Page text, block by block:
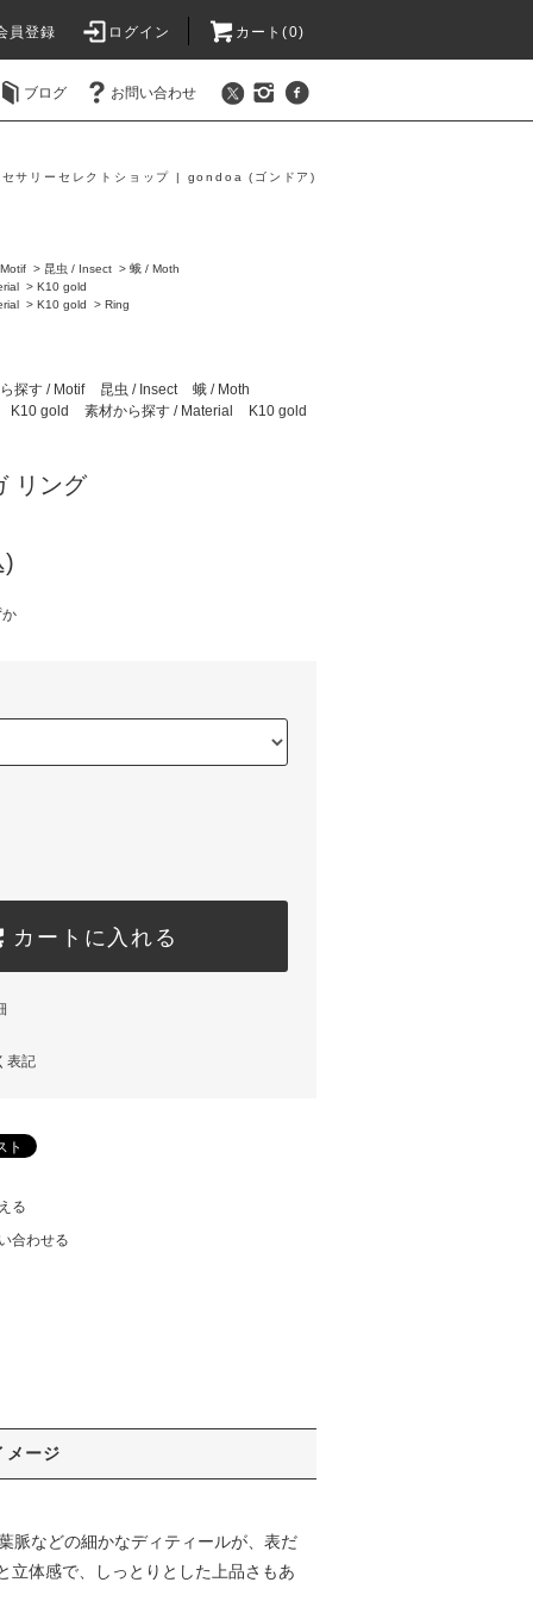
員登録 ログイン カート(0)
ブログ お問い合わせ
セサリーセレクトショップ | gondoa (ゴンドア)
> 昆虫 / Insect > 蛾 / Moth
> K10 gold
> K10 gold > Ring
探す / Motif 昆虫 / Insect
蛾 / Moth
K10 gold
素材から探す / Material K10 gold
リング
)
カートに入れる
表記
る
合わせる
メージ
脈などの細かなディティールが、表だ
立体感で、しっとりとした上品さもあ